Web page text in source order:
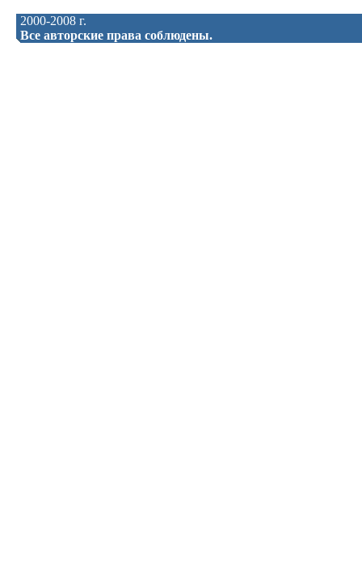
2000-2008 г.
Все авторские права соблюдены.